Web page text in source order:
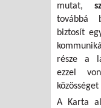
mutat,
továbbá
biztosít
része a
ezzel
közösséget
A Karta